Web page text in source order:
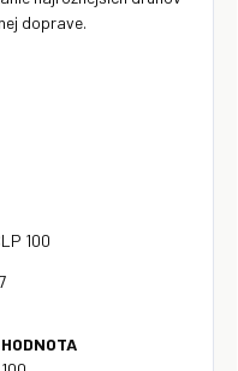
doprave.
100
HODNOTA